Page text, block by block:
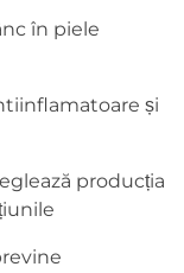
în piele
și
producția